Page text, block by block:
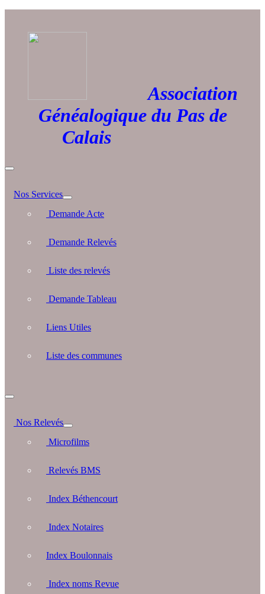
Association
Généalogique du Pas de
Calais
Nos Services
Demande Acte
Demande Relevés
Liste des relevés
Demande Tableau
Liens Utiles
Liste des communes
Nos Relevés
Microfilms
Relevés BMS
Index Béthencourt
Index Notaires
Index Boulonnais
Index noms Revue